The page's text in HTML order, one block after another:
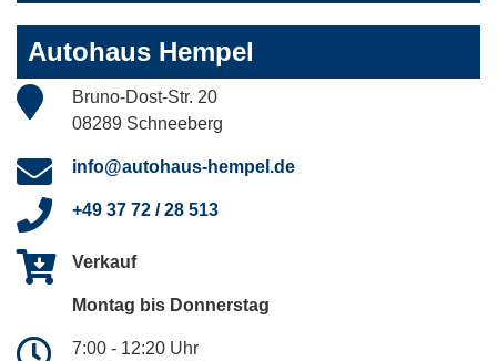
Autohaus Hempel
Bruno-Dost-Str. 20
08289 Schneeberg
info@autohaus-hempel.de
+49 37 72 / 28 513
Verkauf
Montag bis Donnerstag
7:00 - 12:20 Uhr